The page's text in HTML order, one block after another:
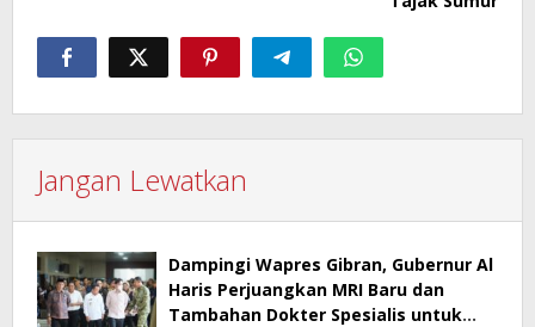
Jangan Lewatkan
Dampingi Wapres Gibran, Gubernur Al
Haris Perjuangkan MRI Baru dan
Tambahan Dokter Spesialis untuk